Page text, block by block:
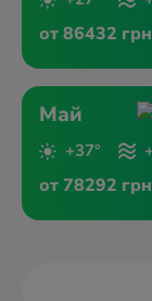
от 86432 грн
Май
+37°
от 78292 грн